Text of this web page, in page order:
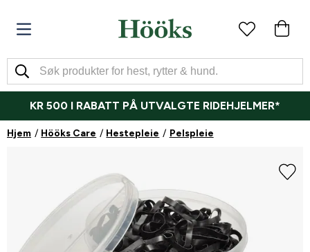
KR 500 I RABATT PÅ UTVALGTE RIDEHJELMER*
Hjem Hööks Care Hestepleie Pelspleie